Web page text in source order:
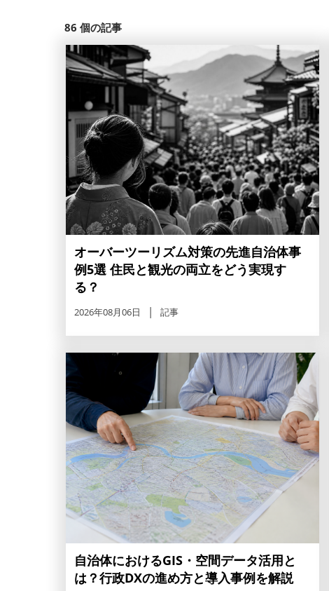
86 個の記事
オーバーツーリズム対策の先進自治体事
例5選 住民と観光の両立をどう実現す
る？
2026年08月06日 記事
自治体におけるGIS・空間データ活用と
は？行政DXの進め方と導入事例を解説